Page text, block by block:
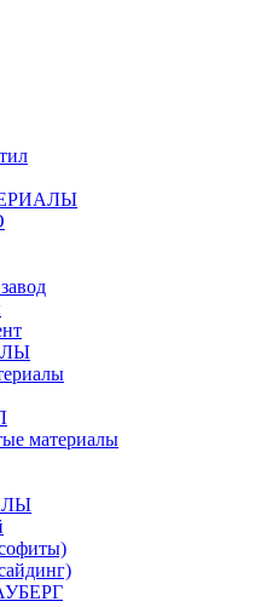
материалы